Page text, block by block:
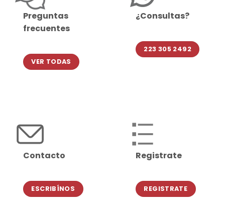
Preguntas
frecuentes
VER TODAS
¿Consultas?
223 305 2492
Contacto
ESCRIBÍNOS
Registrate
REGISTRATE